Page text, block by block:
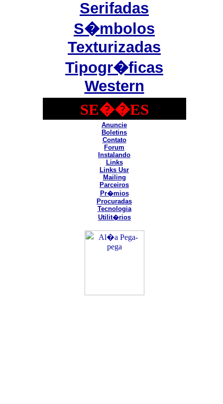
Serifadas
S�mbolos
Texturizadas
Tipogr�ficas
Western
SE��ES
Anuncie
Boletins
Contato
Forum
Instalando
Links
Links Usr
Mailing
Parceiros
Pr�mios
Procuradas
Tecnologia
Utilit�rios